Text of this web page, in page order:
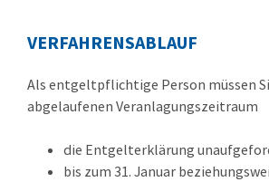
VERFAHRENSABLAUF
Als entgeltpflichtige Person müssen
abgelaufenen Veranlagungszeitraum
die Entgelterklärung
bis zum 31. Januar